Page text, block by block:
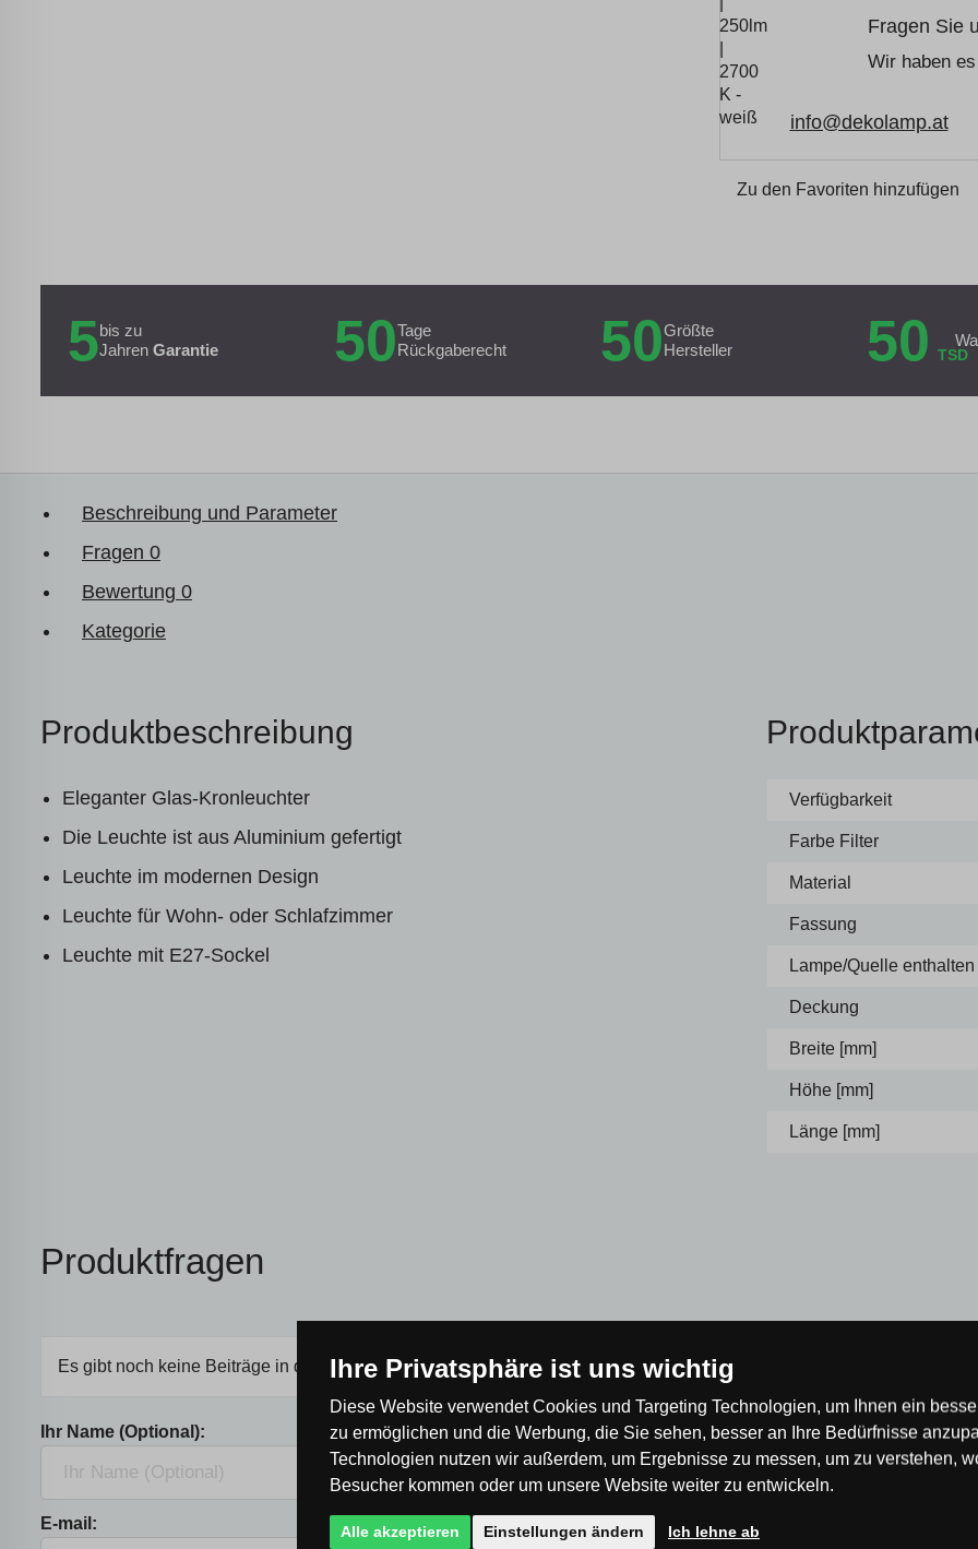
Fragen Sie
Wir haben
info@dekolamp.at
Zu den Favoriten hinzufügen
5bis zu
Jahren Garantie 50Tage
Rückgaberecht
50Größte
Hersteller
50 TSD
Beschreibung und Parameter
Fragen 0
Bewertung 0
Kategorie
Produktbeschreibung
Eleganter Glas-Kronleuchter
Die Leuchte ist aus Aluminium gefertigt
Leuchte im modernen Design
Leuchte für Wohn- oder Schlafzimmer
Leuchte mit E27-Sockel
Verfügbarkeit
Farbe Filter
Material
Fassung
Lampe/Quelle enthalten
Deckung
Breite [mm]
Höhe [mm]
Länge [mm]
Produktfragen
Es gibt noch keine Beiträge in der Diskussion, seien Sie der Erste!
Ihr Name (Optional):
E-mail:
Ihre Privatsphäre ist uns wichtig
Diese Website verwendet Cookies und Targeting Technologien, um Ihnen ein
zu ermöglichen und die Werbung, die Sie sehen, besser an Ihre Bedürfnisse
Technologien nutzen wir außerdem, um Ergebnisse zu messen, um zu verstehen,
Besucher kommen oder um unsere Website weiter zu entwickeln.
Alle akzeptieren Einstellungen ändern Ich lehne ab